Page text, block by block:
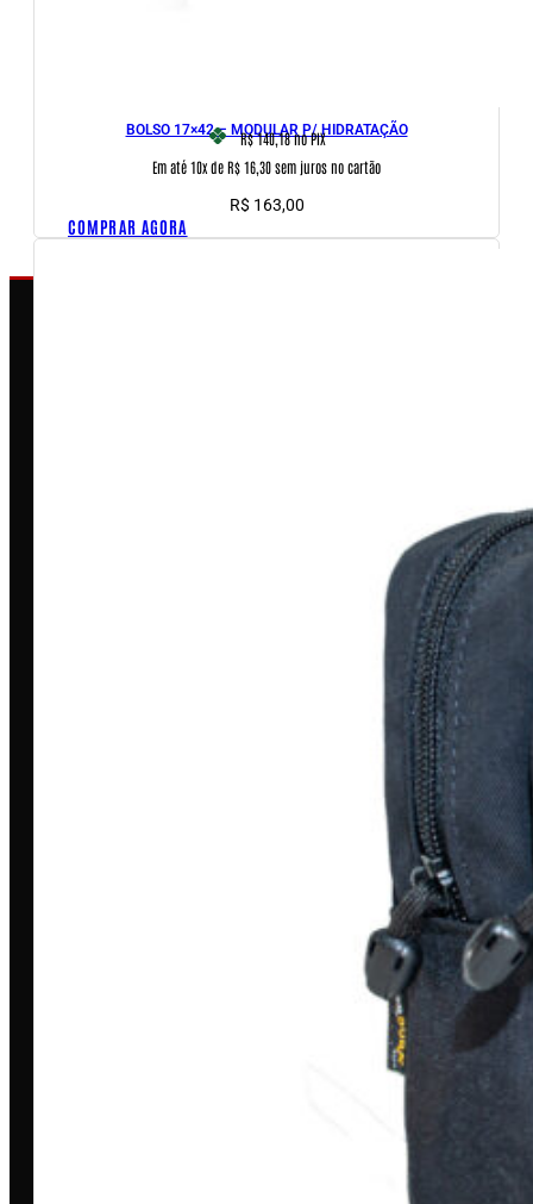
BOLSO 17×42 – MODULAR P/ HIDRATAÇÃO
R$ 140,18no PIX
Em até 10x de R$ 16,30 sem juros no cartão
R$ 163,00
COMPRAR AGORA